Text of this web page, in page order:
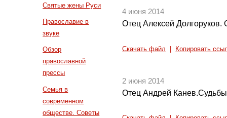
Святые жены Руси
Православие в
звуке
Обзор
православной
прессы
Семья в
современном
обществе. Советы
4 июня 2014
Отец Алексей Долгоруков.
Скачать файл Копировать
2 июня 2014
Отец Андрей